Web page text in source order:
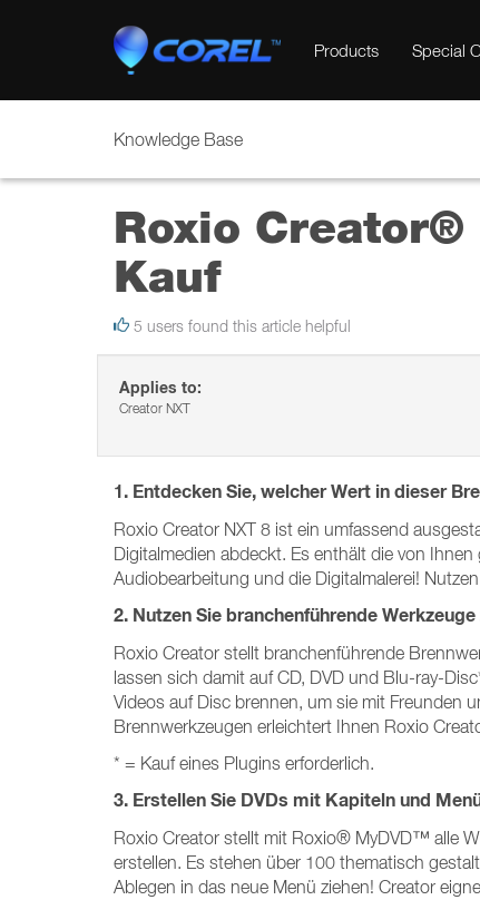
Products Special
Knowledge Base
Roxio
Kauf
5 users found this article helpful
Applies to:
Creator NXT
1. Entdecken Sie, welcher Wert in dieser
Roxio Creator NXT 8 ist ein umfassend
Digitalmedien abdeckt. Es enthält die von
Audiobearbeitung und die Digitalmalerei!
2. Nutzen Sie branchenführende
Roxio Creator stellt branchenführende
lassen sich damit auf CD, DVD und Blu-ray-
Videos auf Disc brennen, um sie mit Freunden
Brennwerkzeugen erleichtert Ihnen Roxio
* = Kauf eines Plugins erforderlich.
3. Erstellen Sie DVDs mit Kapiteln und
Roxio Creator stellt mit Roxio® MyDVD™ alle
erstellen. Es stehen über 100 thematisch
Ablegen in das neue Menü ziehen! Creator